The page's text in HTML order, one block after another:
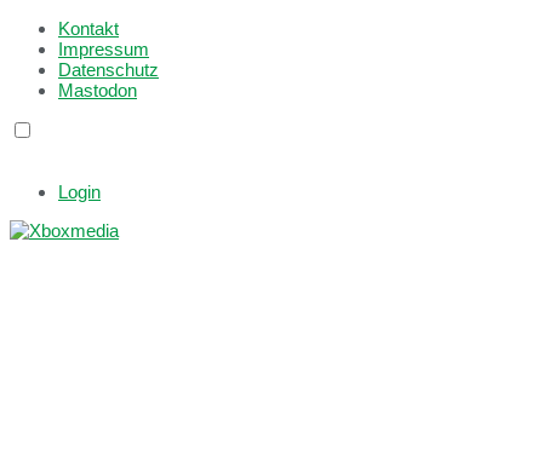
Kontakt
Impressum
Datenschutz
Mastodon
Login